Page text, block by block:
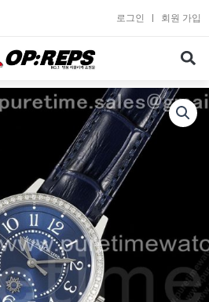
로그인 회원 가입